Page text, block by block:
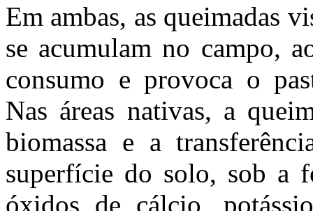
Em ambas, as queimadas
se acumulam no campo,
consumo e provoca o
Nas áreas nativas, a
biomassa e a
superfície do solo, sob a
óxidos de cálcio,